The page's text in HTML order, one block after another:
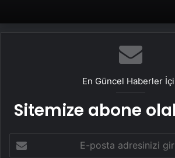
En Güncel Haberler
Sitemize abone
posta